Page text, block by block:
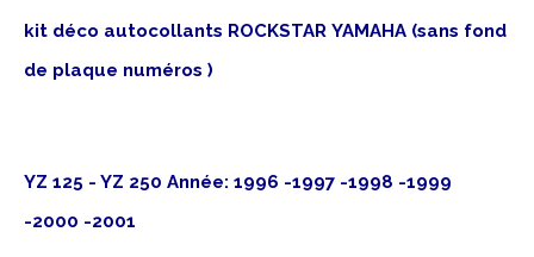
kit déco autocollants ROCKSTAR YAMAHA (sans fond
de plaque numéros )
YZ 125 - YZ 250 Année: 1996 -1997 -1998 -1999
-2000 -2001